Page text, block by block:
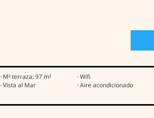
· M² terraza: 97 m² · Wifi
· Vista al Mar · Aire acondicionado